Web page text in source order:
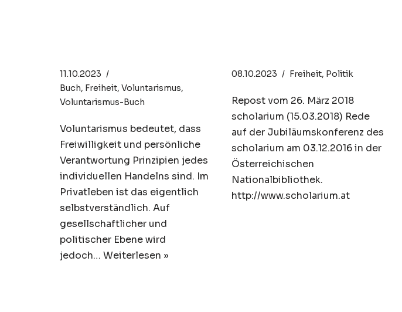
11.10.2023
Buch, Freiheit, Voluntarismus,
Voluntarismus-Buch
Voluntarismus bedeutet, dass
Freiwilligkeit und persönliche
Verantwortung Prinzipien jedes
individuellen Handelns sind. Im
Privatleben ist das eigentlich
selbstverständlich. Auf
gesellschaftlicher und
politischer Ebene wird
jedoch… Weiterlesen »
08.10.2023 Freiheit, Politik
Repost vom 26. März 2018
scholarium (15.03.2018) Rede
auf der Jubiläumskonferenz des
scholarium am 03.12.2016 in der
Österreichischen
Nationalbibliothek.
http://www.scholarium.at